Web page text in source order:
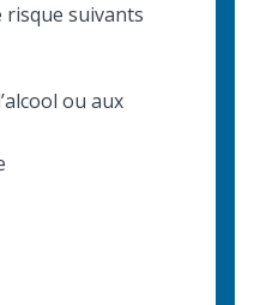
risque suivants
ou aux